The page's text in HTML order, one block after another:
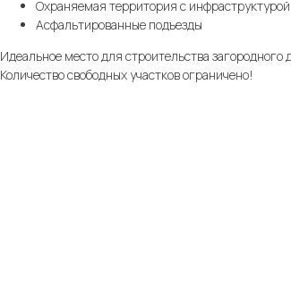
Охраняемая территория с инфраструктурой
Асфальтированные подъезды
Идеальное место для строительства загородного
Количество свободных участков ограничено!